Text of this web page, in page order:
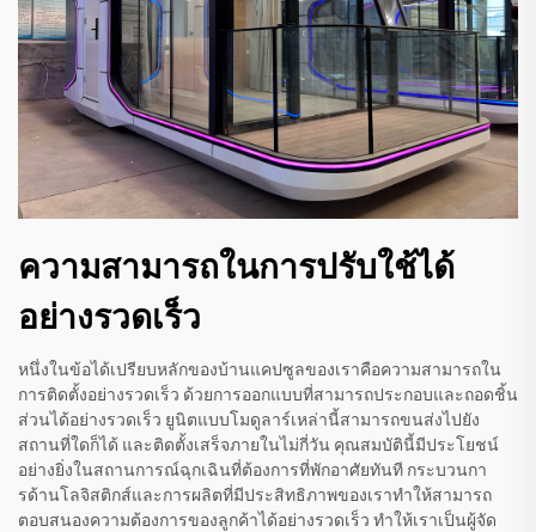
ความสามารถในการปรับใช้ได้
อย่างรวดเร็ว
หนึ่งในข้อได้เปรียบหลักของบ้านแคปซูลของเราคือความสามารถใน
การติดตั้งอย่างรวดเร็ว ด้วยการออกแบบที่สามารถประกอบและถอดชิ้น
ส่วนได้อย่างรวดเร็ว ยูนิตแบบโมดูลาร์เหล่านี้สามารถขนส่งไปยัง
สถานที่ใดก็ได้ และติดตั้งเสร็จภายในไม่กี่วัน คุณสมบัตินี้มีประโยชน์
อย่างยิ่งในสถานการณ์ฉุกเฉินที่ต้องการที่พักอาศัยทันที กระบวนกา
รด้านโลจิสติกส์และการผลิตที่มีประสิทธิภาพของเราทำให้สามารถ
ตอบสนองความต้องการของลูกค้าได้อย่างรวดเร็ว ทำให้เราเป็นผู้จัด